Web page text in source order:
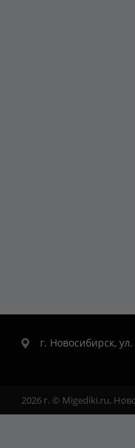
г. Новосибирск,
2026 г. © Migediki.ru,